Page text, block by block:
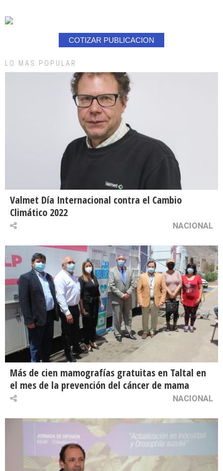
COTIZAR PUBLICACION
LO MAS POPULAR
Valmet Día Internacional contra el Cambio
Climático 2022
NACIONAL
Más de cien mamografías gratuitas en Taltal en
el mes de la prevención del cáncer de mama
NACIONAL